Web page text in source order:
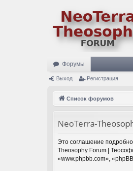
Форумы
Выход Регистрация
Список форумов
NeoTerra-
Это соглашение
Theosophy Forum |
«www.phpbb.com»,